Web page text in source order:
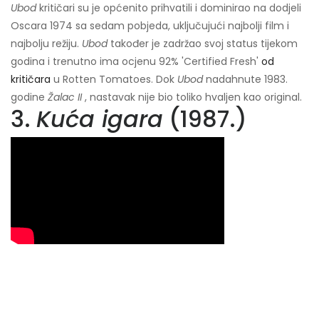
Ubodkritičari su je općenito prihvatili i dominirao na dodjeli
Oscara 1974 sa sedam pobjeda, uključujući najbolji film i
najbolju režiju. Ubodtakođer je zadržao svoj status tijekom
godina i trenutno ima ocjenu 92% 'Certified Fresh' od
kritičara u Rotten Tomatoes. Dok Ubodnadahnute 1983.
godine Žalac II, nastavak nije bio toliko hvaljen kao original.
3. Kuća igara (1987.)